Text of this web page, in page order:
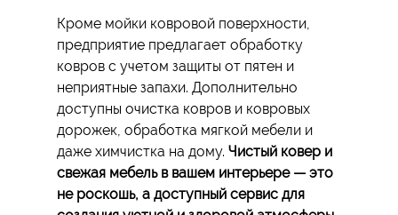
Кроме мойки ковровой поверхности,
предприятие предлагает обработку
ковров с учетом защиты от пятен и
неприятные запахи. Дополнительно
доступны очистка ковров и ковровых
дорожек, обработка мягкой мебели и
даже химчистка на дому. Чистый ковер и
свежая мебель в вашем интерьере — это
не роскошь, а доступный сервис для